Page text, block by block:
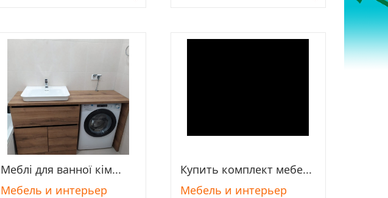
Просмотреть
Меблі для ванної кім...
Мебель и интерьер
Просмотреть
Купить комплект мебе...
Мебель и интерьер